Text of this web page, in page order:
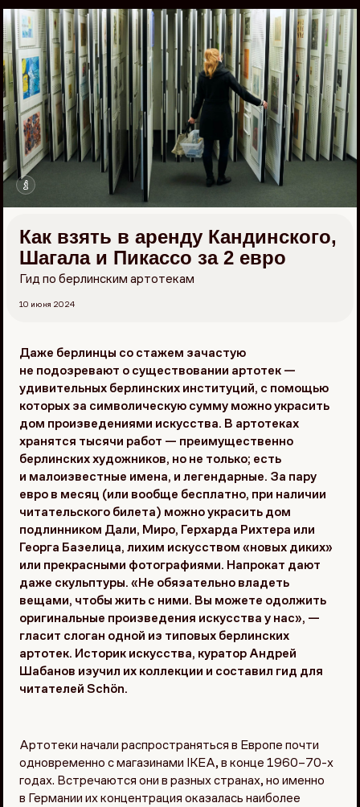
к
материалам
Как взять в аренду Кандинского,
Шагала и Пикассо за 2 евро
Гид по берлинским артотекам
10 июня 2024
Даже берлинцы со стажем зачастую
не подозревают о существовании артотек —
удивительных берлинских институций, с помощью
которых за символическую сумму можно украсить
дом произведениями искусства. В артотеках
хранятся тысячи работ — преимущественно
берлинских художников, но не только; есть
и малоизвестные имена, и легендарные. За пару
евро в месяц (или вообще бесплатно, при наличии
читательского билета) можно украсить дом
подлинником Дали, Миро, Герхарда Рихтера или
Георга Базелица, лихим искусством «новых диких»
или прекрасными фотографиями. Напрокат дают
даже скульптуры. «Не обязательно владеть
вещами, чтобы жить с ними. Вы можете одолжить
оригинальные произведения искусства у нас», —
гласит слоган одной из типовых берлинских
артотек. Историк искусства, куратор Андрей
Шабанов изучил их коллекции и составил гид для
читателей Schön.
Артотеки начали распространяться в Европе почти
одновременно с магазинами IKEA, в конце 1960–70-х
годах. Встречаются они в разных странах, но именно
в Германии их концентрация оказалась наиболее